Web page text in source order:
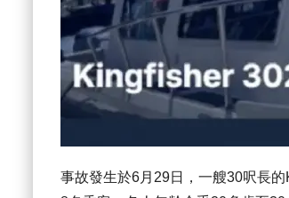
事故發生於6月29日，一艘30呎長